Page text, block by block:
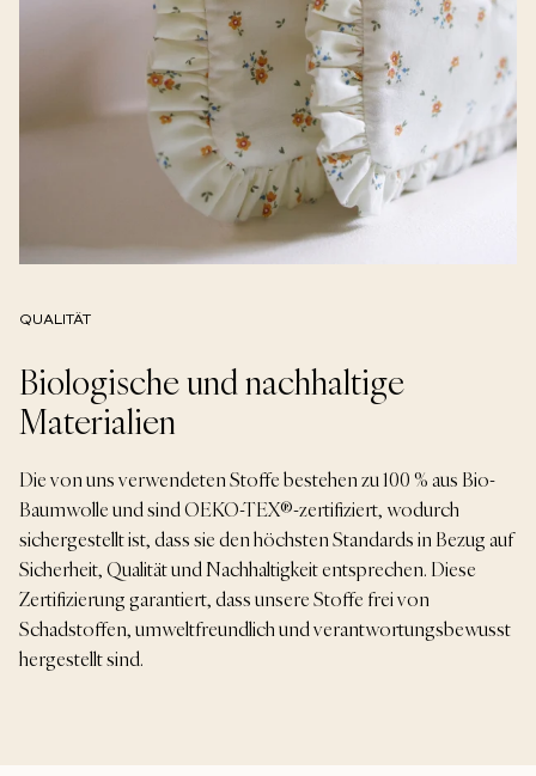
QUALITÄT
Biologische und nachhaltige
Materialien
Die von uns verwendeten Stoffe bestehen zu 100 % aus Bio-
Baumwolle und sind OEKO-TEX®-zertifiziert, wodurch
sichergestellt ist, dass sie den höchsten Standards in Bezug auf
Sicherheit, Qualität und Nachhaltigkeit entsprechen. Diese
Zertifizierung garantiert, dass unsere Stoffe frei von
Schadstoffen, umweltfreundlich und verantwortungsbewusst
hergestellt sind.
Subscribe
and get a 10% discount code!
Birthday
SUBMIT